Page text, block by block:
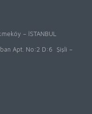
– İSTANBUL
Apt. No:2 D:6 Şişli –